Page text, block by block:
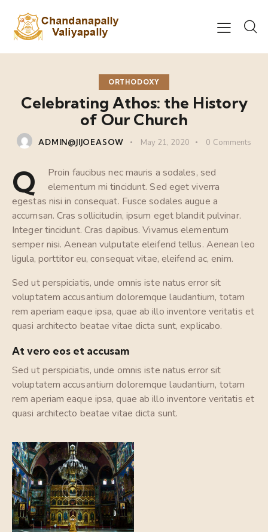
ORTHODOXY
Celebrating Athos: the History
of Our Church
ADMIN@JIJOEASOW May 21, 2020 0 Comments
Q
Proin faucibus nec mauris a sodales, sed
elementum mi tincidunt. Sed eget viverra
egestas nisi in consequat. Fusce sodales augue a
accumsan. Cras sollicitudin, ipsum eget blandit pulvinar.
Integer tincidunt. Cras dapibus. Vivamus elementum
semper nisi. Aenean vulputate eleifend tellus. Aenean leo
ligula, porttitor eu, consequat vitae, eleifend ac, enim.
Sed ut perspiciatis, unde omnis iste natus error sit
voluptatem accusantium doloremque laudantium, totam
rem aperiam eaque ipsa, quae ab illo inventore veritatis et
quasi architecto beatae vitae dicta sunt, explicabo.
At vero eos et accusam
Sed ut perspiciatis, unde omnis iste natus error sit
voluptatem accusantium doloremque laudantium, totam
rem aperiam eaque ipsa, quae ab illo inventore veritatis et
quasi architecto beatae vitae dicta sunt.